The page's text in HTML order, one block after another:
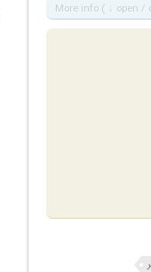
More info ( ↓ open /